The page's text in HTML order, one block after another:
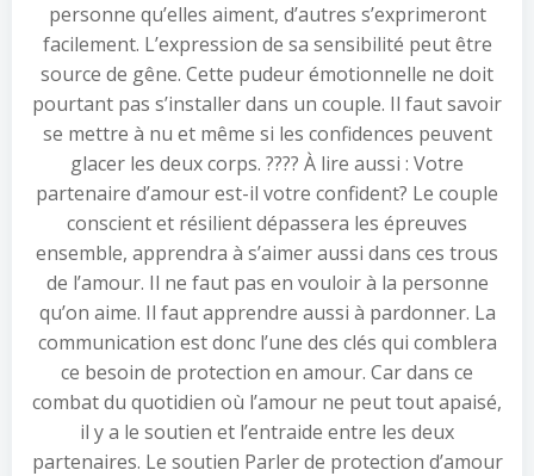
personne qu’elles aiment, d’autres s’exprimeront
facilement. L’expression de sa sensibilité peut être
source de gêne. Cette pudeur émotionnelle ne doit
pourtant pas s’installer dans un couple. Il faut savoir
se mettre à nu et même si les confidences peuvent
glacer les deux corps. ???? À lire aussi : Votre
partenaire d’amour est-il votre confident? Le couple
conscient et résilient dépassera les épreuves
ensemble, apprendra à s’aimer aussi dans ces trous
de l’amour. Il ne faut pas en vouloir à la personne
qu’on aime. Il faut apprendre aussi à pardonner. La
communication est donc l’une des clés qui comblera
ce besoin de protection en amour. Car dans ce
combat du quotidien où l’amour ne peut tout apaisé,
il y a le soutien et l’entraide entre les deux
partenaires. Le soutien Parler de protection d’amour